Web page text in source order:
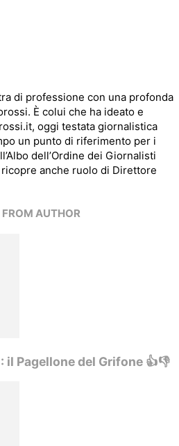
di professione con una profonda
È colui che ha ideato e
oggi testata giornalistica
un punto di riferimento per i
dell’Ordine dei Giornalisti
anche ruolo di Direttore
FROM AUTHOR
il Pagellone del Grifone 👍👎